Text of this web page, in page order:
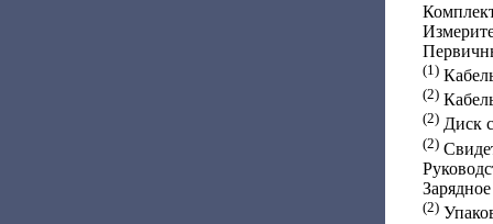
(1)
(2)
(2) Диск
(2)
(2)